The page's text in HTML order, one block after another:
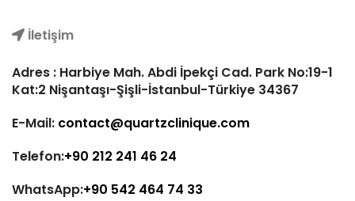
İletişim
Adres : Harbiye Mah. Abdi İpekçi Cad. Park No:19-1
Kat:2 Nişantaşı-Şişli-İstanbul-Türkiye 34367
E-Mail: contact@quartzclinique.com
Telefon:+90 212 241 46 24
WhatsApp:+90 542 464 74 33